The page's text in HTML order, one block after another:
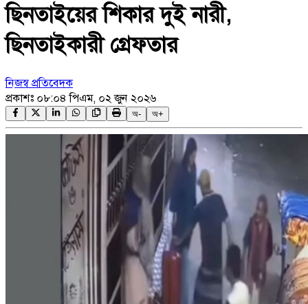
ছিনতাইয়ের শিকার দুই নারী,
ছিনতাইকারী গ্রেফতার
নিজস্ব প্রতিবেদক
প্রকাশঃ ০৮:০৪ পিএম, ০২ জুন ২০২৬
অ- অ+